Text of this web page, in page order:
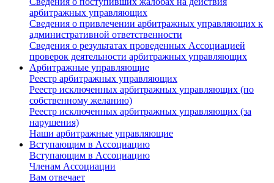
арбитражных управляющих
Сведения о привлечении арбитражных управляющих к
административной ответственности
Сведения о результатах проведенных Ассоциацией
проверок деятельности арбитражных управляющих
Арбитражные управляющие
Реестр арбитражных управляющих
Реестр исключенных арбитражных управляющих (по
собственному желанию)
Реестр исключенных арбитражных управляющих (за
нарушения)
Наши арбитражные управляющие
Вступающим в Ассоциацию
Вступающим в Ассоциацию
Членам Ассоциации
Вам отвечает